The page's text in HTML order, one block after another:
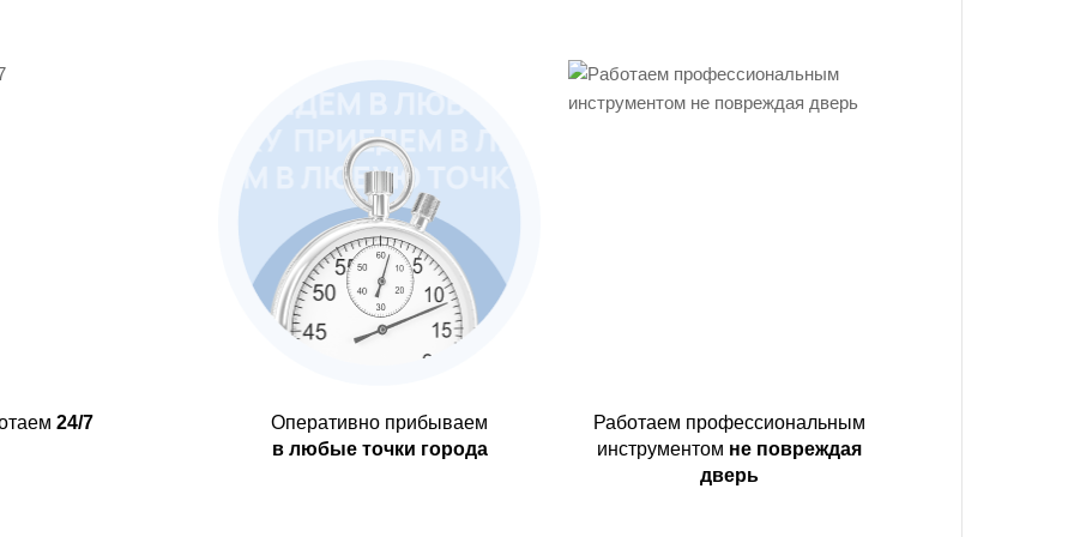
24/7
Оперативно прибываем
в любые точки города
Работаем профессиональным
инструментом не повреждая
дверь